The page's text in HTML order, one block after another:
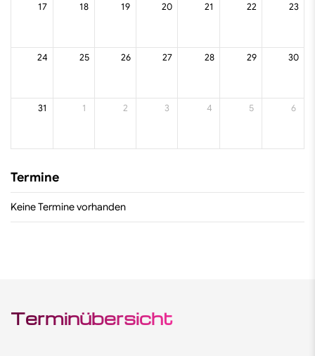
17 18 19 20 21 22 23
24 25 26 27 28 29 30
31 1 2 3 4 5 6
Termine
Keine Termine vorhanden
Terminübersicht